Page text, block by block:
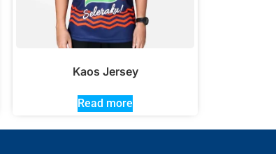
Kaos Jersey
Read more